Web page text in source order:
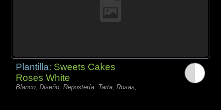
Plantilla: Sweets Cakes
Roses White
Blanco, Diseño, Repostería, Tarta, Rosas,